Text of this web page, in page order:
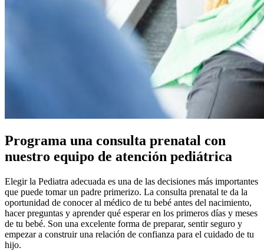
Programa una consulta prenatal con
nuestro equipo de atención pediátrica
Elegir la Pediatra adecuada es una de las decisiones más importantes
que puede tomar un padre primerizo. La consulta prenatal te da la
oportunidad de conocer al médico de tu bebé antes del nacimiento,
hacer preguntas y aprender qué esperar en los primeros días y meses
de tu bebé. Son una excelente forma de preparar, sentir seguro y
empezar a construir una relación de confianza para el cuidado de tu
hijo.